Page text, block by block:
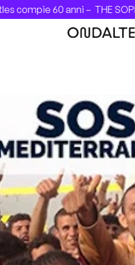
60 anni –THE SOPHS